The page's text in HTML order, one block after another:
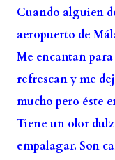
Cuando alguien
aeropuerto de
Me encantan para
refrescan y me
mucho pero éste
Tiene un olor
empalagar. Son